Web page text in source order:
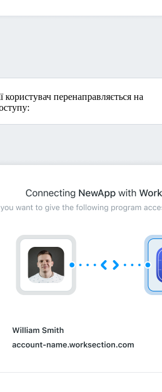
користувач перенаправляється на